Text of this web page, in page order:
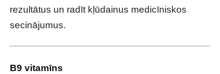
rezultātus un radīt kļūdainus medicīniskos
secinājumus.
B9 vitamīns